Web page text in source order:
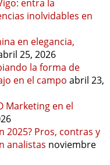
entra la
inolvidables en
en elegancia,
25, 2026
la forma de
en el campo abril 23,
Marketing en el
2025? Pros, contras y
analistas noviembre